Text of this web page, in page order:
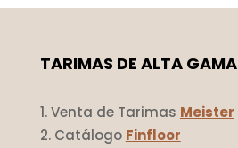
TARIMAS DE ALTA GAMA
Venta de Tarimas Meister
Catálogo Finfloor